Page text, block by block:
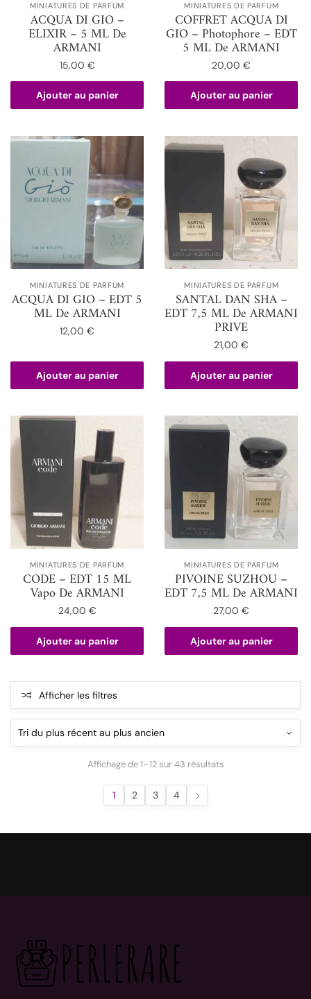
MINIATURES DE PARFUM
ACQUA DI GIO –
ELIXIR – 5 ML De
ARMANI
15,00 €
Ajouter au panier
MINIATURES DE PARFUM
COFFRET ACQUA DI
GIO – Photophore – EDT
5 ML De ARMANI
20,00€
Ajouter au panier
MINIATURES DE PARFUM
ACQUA DI GIO – EDT 5
ML De ARMANI
12,00€
Ajouter au panier
MINIATURES DE PARFUM
SANTAL DAN SHA –
EDT 7,5 ML De ARMANI
PRIVE
21,00€
Ajouter au panier
MINIATURES DE PARFUM
CODE – EDT 15 ML
Vapo De ARMANI
24,00 €
Ajouter au panier
MINIATURES DE PARFUM
PIVOINE SUZHOU –
EDT 7,5 ML De ARMANI
27,00€
Ajouter au panier
Afficher les filtres
Affichage de 1–12 sur 43 résultats
1 2 3 4